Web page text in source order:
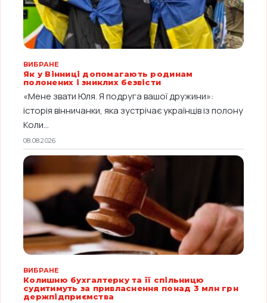
ВИБРАНЕ
Як у Вінниці допомагають родинам
полонених і зниклих безвісти
«Мене звати Юля. Я подруга вашої дружини»:
історія вінничанки, яка зустрічає українців із полону
Коли...
08.08.2026
ВИБРАНЕ
Колишню бухгалтерку та її спільницю
судитимуть за привласнення понад 3 млн грн
держпідприємства